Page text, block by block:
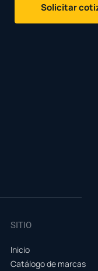
Solicitar
SITIO
Inicio
Catálogo de marcas